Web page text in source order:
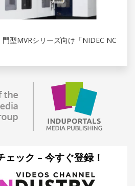
型MVRシリーズ向け「NIDEC NC
ェック – 今すぐ登録！